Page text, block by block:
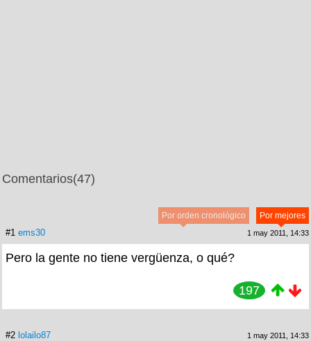
Comentarios(47)
Por mejores
Por orden cronológico
#1 ems30 1 may 2011, 14:33
Pero la gente no tiene vergüenza, o qué?
197
#2 lolailo87 1 may 2011, 14:33